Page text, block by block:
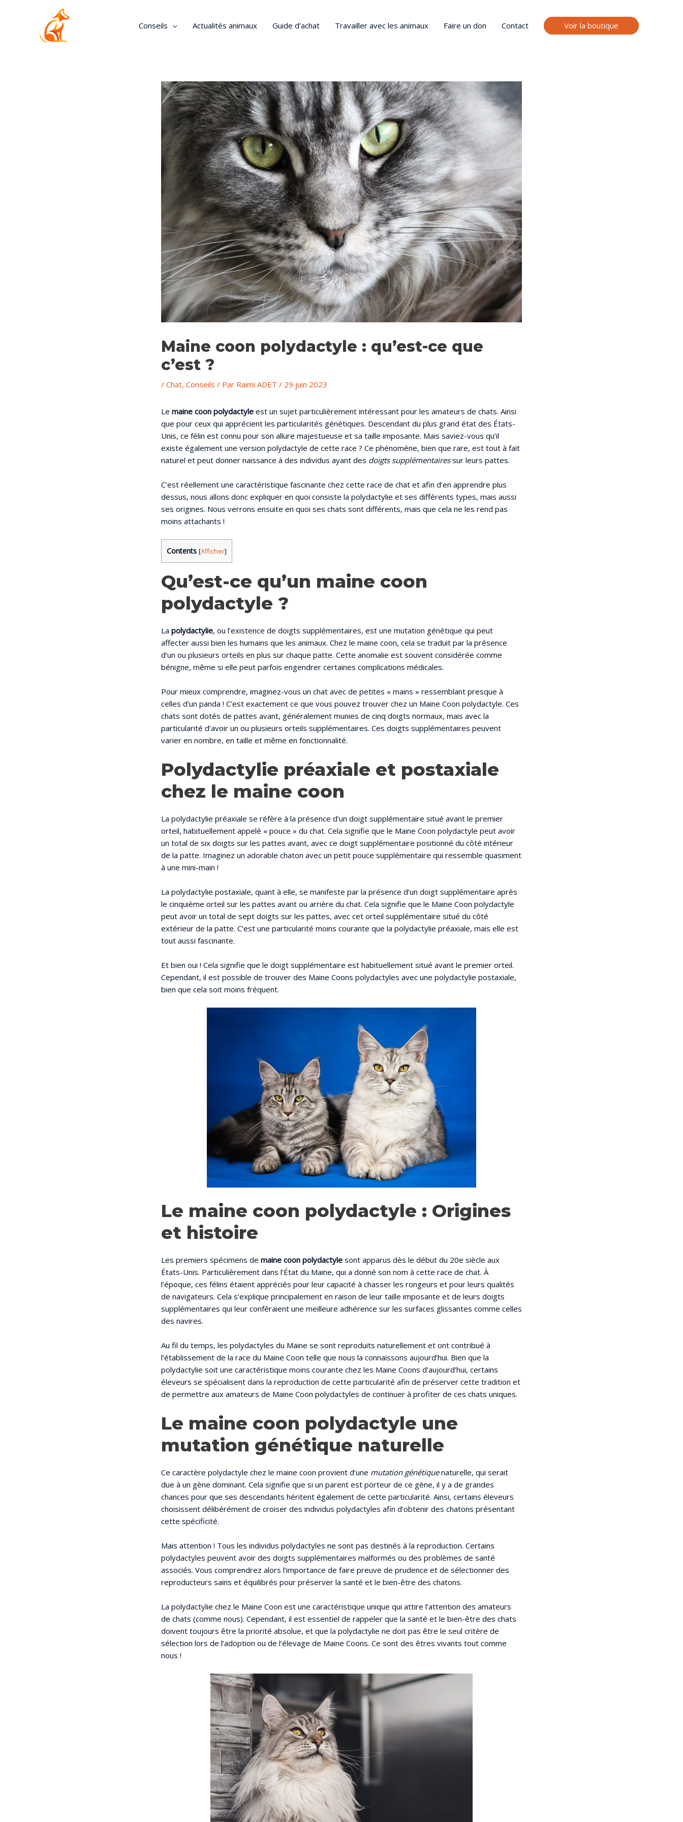
Conseils Actualités animaux Guide d’achat Travailler avec les animaux Faire un don Contact Voir la boutique
Maine coon polydactyle : qu’est-ce que
c’est ?
/ Chat, Conseils / Par Raimi ADET / 29 juin 2023
Le maine coon polydactyle est un sujet particulièrement intéressant pour les amateurs de chats. Ainsi
que pour ceux qui apprécient les particularités génétiques. Descendant du plus grand état des États-
Unis, ce félin est connu pour son allure majestueuse et sa taille imposante. Mais saviez-vous qu’il
existe également une version polydactyle de cette race ? Ce phénomène, bien que rare, est tout à fait
naturel et peut donner naissance à des individus ayant des doigts supplémentairessur leurs pattes.
C’est réellement une caractéristique fascinante chez cette race de chat et afin d’en apprendre plus
dessus, nous allons donc expliquer en quoi consiste la polydactylie et ses différents types, mais aussi
ses origines. Nous verrons ensuite en quoi ses chats sont différents, mais que cela ne les rend pas
moins attachants !
Contents [Afficher]
Qu’est-ce qu’un maine coon
polydactyle ?
La polydactylie, ou l’existence de doigts supplémentaires, est une mutation génétique qui peut
affecter aussi bien les humains que les animaux. Chez le maine coon, cela se traduit par la présence
d’un ou plusieurs orteils en plus sur chaque patte. Cette anomalie est souvent considérée comme
bénigne, même si elle peut parfois engendrer certaines complications médicales.
Pour mieux comprendre, imaginez-vous un chat avec de petites « mains » ressemblant presque à
celles d’un panda ! C’est exactement ce que vous pouvez trouver chez un Maine Coon polydactyle. Ces
chats sont dotés de pattes avant, généralement munies de cinq doigts normaux, mais avec la
particularité d’avoir un ou plusieurs orteils supplémentaires. Ces doigts supplémentaires peuvent
varier en nombre, en taille et même en fonctionnalité.
Polydactylie préaxiale et postaxiale
chez le maine coon
La polydactylie préaxiale se réfère à la présence d’un doigt supplémentaire situé avant le premier
orteil, habituellement appelé « pouce » du chat. Cela signifie que le Maine Coon polydactyle peut avoir
un total de six doigts sur les pattes avant, avec ce doigt supplémentaire positionné du côté intérieur
de la patte. Imaginez un adorable chaton avec un petit pouce supplémentaire qui ressemble quasiment
à une mini-main !
La polydactylie postaxiale, quant à elle, se manifeste par la présence d’un doigt supplémentaire après
le cinquième orteil sur les pattes avant ou arrière du chat. Cela signifie que le Maine Coon polydactyle
peut avoir un total de sept doigts sur les pattes, avec cet orteil supplémentaire situé du côté
extérieur de la patte. C’est une particularité moins courante que la polydactylie préaxiale, mais elle est
tout aussi fascinante.
Et bien oui ! Cela signifie que le doigt supplémentaire est habituellement situé avant le premier orteil.
Cependant, il est possible de trouver des Maine Coons polydactyles avec une polydactylie postaxiale,
bien que cela soit moins fréquent.
Le maine coon polydactyle : Origines
et histoire
Les premiers spécimens de maine coon polydactyle sont apparus dès le début du 20e siècle aux
États-Unis. Particulièrement dans l’État du Maine, qui a donné son nom à cette race de chat. À
l’époque, ces félins étaient appréciés pour leur capacité à chasser les rongeurs et pour leurs qualités
de navigateurs. Cela s’explique principalement en raison de leur taille imposante et de leurs doigts
supplémentaires qui leur conféraient une meilleure adhérence sur les surfaces glissantes comme celles
des navires.
Au fil du temps, les polydactyles du Maine se sont reproduits naturellement et ont contribué à
l’établissement de la race du Maine Coon telle que nous la connaissons aujourd’hui. Bien que la
polydactylie soit une caractéristique moins courante chez les Maine Coons d’aujourd’hui, certains
éleveurs se spécialisent dans la reproduction de cette particularité afin de préserver cette tradition et
de permettre aux amateurs de Maine Coon polydactyles de continuer à profiter de ces chats uniques.
Le maine coon polydactyle une
mutation génétique naturelle
Ce caractère polydactyle chez le maine coon provient d’une mutation génétiquenaturelle, qui serait
due à un gène dominant. Cela signifie que si un parent est porteur de ce gène, il y a de grandes
chances pour que ses descendants héritent également de cette particularité. Ainsi, certains éleveurs
choisissent délibérément de croiser des individus polydactyles afin d’obtenir des chatons présentant
cette spécificité.
Mais attention ! Tous les individus polydactyles ne sont pas destinés à la reproduction. Certains
polydactyles peuvent avoir des doigts supplémentaires malformés ou des problèmes de santé
associés. Vous comprendrez alors l’importance de faire preuve de prudence et de sélectionner des
reproducteurs sains et équilibrés pour préserver la santé et le bien-être des chatons.
La polydactylie chez le Maine Coon est une caractéristique unique qui attire l’attention des amateurs
de chats (comme nous). Cependant, il est essentiel de rappeler que la santé et le bien-être des chats
doivent toujours être la priorité absolue, et que la polydactylie ne doit pas être le seul critère de
sélection lors de l’adoption ou de l’élevage de Maine Coons. Ce sont des êtres vivants tout comme
nous !